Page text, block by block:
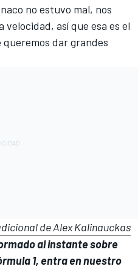
no estuvo mal, nos
así que esa es el
queremos dar grandes
de Alex Kalinauckas
al instante sobre
1, entra ennuestro